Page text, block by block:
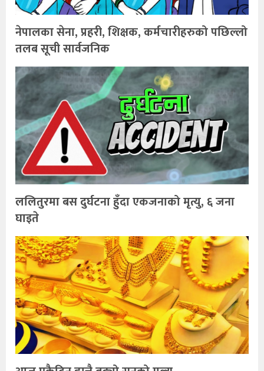
नेपालका सेना, प्रहरी, शिक्षक, कर्मचारीहरुको पछिल्लो
तलब सूची सार्वजनिक
ललितुरमा बस दुर्घटना हुँदा एकजनाको मृत्यु, ६ जना
घाइते